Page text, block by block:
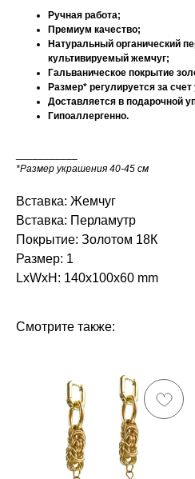
Ручная работа;
Премиум качество;
Натуральный органический
культивируемый жемчуг;
Гальваническое покрытие
Размер* регулируется за
Доставляется в подарочной
Гипоаллергенно.
*Размер украшения 40-45 см
Вставка: Жемчуг
Вставка: Перламутр
Покрытие: Золотом 18К
Размер: 1
LxWxH: 140x100x60 mm
Смотрите также: